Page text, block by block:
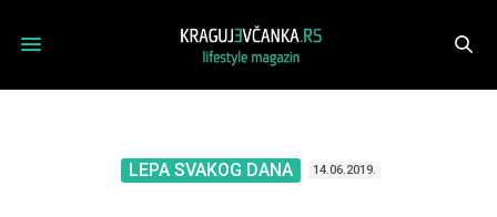
LEPA SVAKOG DANA 14.06.2019.